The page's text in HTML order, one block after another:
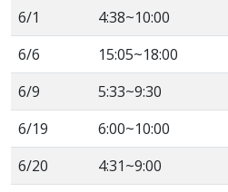
6/1
4:38~10:00
6/6
15:05~18:00
6/9
5:33~9:30
6/19
6:00~10:00
6/20
4:31~9:00